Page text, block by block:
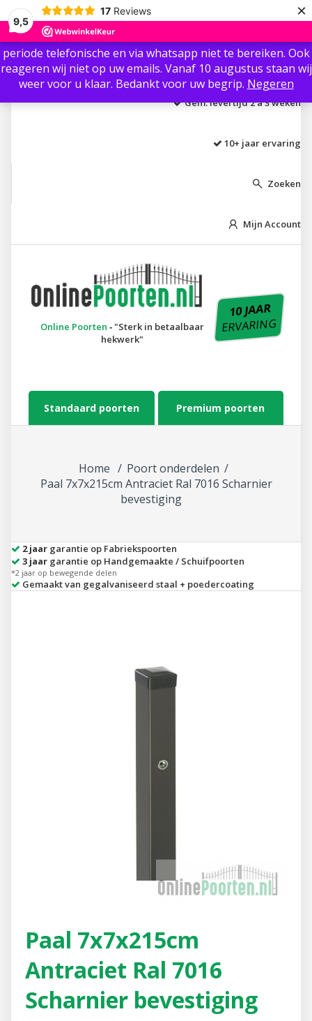
9,5
17 Reviews ×
Laagste prijs garantie
Gem. levertijd 2 á 3 weken
10+ jaar ervaring
 Zoeken
 Mijn Account
Online Poorten ‐ Sterk in betaalbaar
hekwerk
10 JAAR
ERVARING
Standaard poorten Premium poorten
Home
Poort onderdelen
Paal 7x7x215cm Antraciet Ral 7016 Scharnier
bevestiging
2 jaar garantie op Fabriekspoorten
3 jaar garantie op Handgemaakte / Schuifpoorten
*2 jaar op bewegende delen
Gemaakt van gegalvaniseerd staal + poedercoating
Paal 7x7x215cm
Antraciet Ral 7016
Scharnier bevestiging
Beste klant / gast, Ter info: Wij zijn vanaf 3 augustus t/m 8
augustus niet aanwezig i.v.m. vakantie.🏖 Wij zijn in die
periode telefonische en via whatsapp niet te bereiken. Ook
reageren wij niet op uw emails. Vanaf 10 augustus staan wij
weer voor u klaar. Bedankt voor uw begrip. Negeren